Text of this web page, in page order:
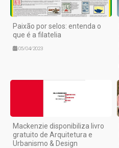
Paixão por selos: entenda o
que é a filatelia
05/04/2023
Mackenzie disponibiliza livro
gratuito de Arquitetura e
Urbanismo & Design